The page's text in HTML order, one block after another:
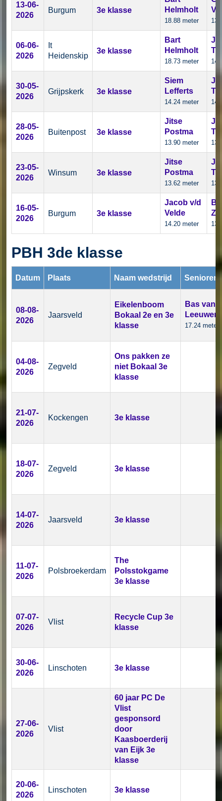
13-06-
2026
Burgum 3e klasse
Helmholt
18.88 meter
06-06-
2026
It
Heidenskip
3e klasse
Bart
Helmholt
18.73 meter
30-05-
2026
Grijpskerk 3e klasse
Siem
Lefferts
14.24 meter
28-05-
2026
Buitenpost 3e klasse
Jitse
Postma
13.90 meter
23-05-
2026
Winsum 3e klasse
Jitse
Postma
13.62 meter
16-05-
2026
Burgum 3e klasse
Jacob v/d
Velde
14.20 meter
PBH 3de klasse
Datum Plaats Naam wedstrijd Senioren
08-08-
2026
Jaarsveld
Eikelenboom
Bokaal 2e en 3e
klasse
Bas van
Leeuwen
17.24 meter
04-08-
2026
Zegveld
Ons pakken ze
niet Bokaal 3e
klasse
21-07-
2026
Kockengen 3e klasse
18-07-
2026
Zegveld 3e klasse
14-07-
2026
Jaarsveld 3e klasse
11-07-
2026
Polsbroekerdam
The
Polsstokgame
3e klasse
07-07-
2026
Vlist
Recycle Cup 3e
klasse
30-06-
2026
Linschoten 3e klasse
27-06-
2026
Vlist
60 jaar PC De
Vlist
gesponsord
door
Kaasboerderij
van Eijk 3e
klasse
20-06-
2026
Linschoten 3e klasse